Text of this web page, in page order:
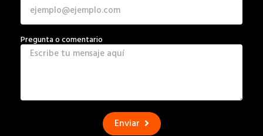
Pregunta o comentario
Enviar